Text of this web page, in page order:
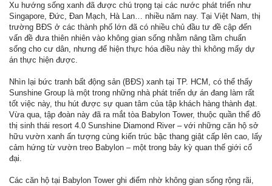
Xu hướng sống xanh đã được chú trọng tại các nước phát triển như
Singapore, Đức, Đan Mạch, Hà Lan… nhiều năm nay. Tại Việt Nam, thị
trường BĐS ở các thành phố lớn đã có nhiều chủ đầu tư đề cập đến
vấn đề đưa thiên nhiên vào không gian sống nhằm nâng tầm chuẩn
sống cho cư dân, nhưng để hiện thực hóa điều này thì không mấy dự
án thực hiện được.
Nhìn lại bức tranh bất động sản (BĐS) xanh tại TP. HCM, có thể thấy
Sunshine Group là một trong những nhà phát triển dự án đang làm rất
tốt việc này, thu hút được sự quan tâm của tập khách hàng thành đạt.
Vừa qua, tập đoàn này đã ra mắt tòa Babylon Tower, thuộc quần thể đô
thị sinh thái resort 4.0 Sunshine Diamond River – với những căn hộ sở
hữu vườn xanh ấn tượng cùng kiến trúc bậc thang giật cấp lên cao, lấy
cảm hứng từ vườn treo Babylon – một trong bảy kỳ quan thế giới cổ
đại.
Các căn hộ tại Babylon Tower ghi điểm nhờ không gian sống rộng rãi,